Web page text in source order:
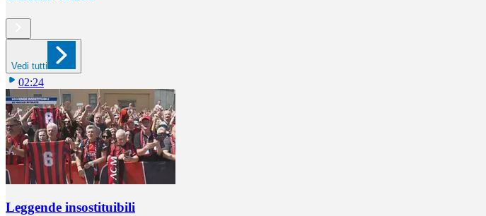
Vedi tutti
02:24
Leggende insostituibili